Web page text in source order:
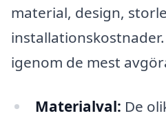
material, design,
igenom de mest
Materialval: De